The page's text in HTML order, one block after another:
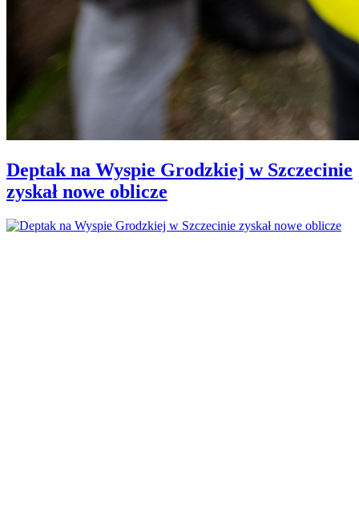
Deptak na Wyspie Grodzkiej w Szczecinie
zyskał nowe oblicze